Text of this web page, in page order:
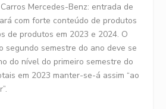
Mercedes-Benz: entrada de
com forte conteúdo de produtos
de produtos em 2023 e 2024. O
segundo semestre do ano deve se
do nível do primeiro semestre do
em 2023 manter-se-á assim “ao